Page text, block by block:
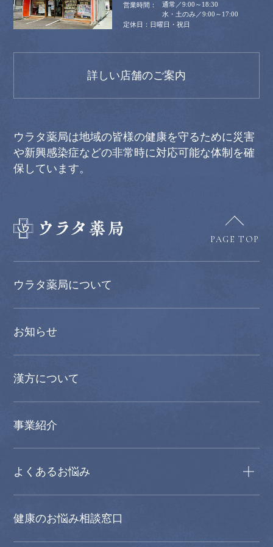
通常／9:00～18:30
水・土のみ／9:00～17:00
日曜日・祝日
詳しい店舗のご案内
ウラタ薬局は地域の皆様の健康を守るために災害
や新興感染症などの非常時に対応可能な体制を確
保しています。
PAGE TOP
ウラタ薬局について
お知らせ
漢方について
事業紹介
よくあるお悩み
健康のお悩み相談窓口